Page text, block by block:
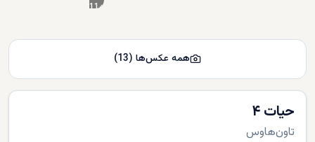
حیات ۴
تاون‌هاوس
+
11
همه عکس‌ها (
13
)